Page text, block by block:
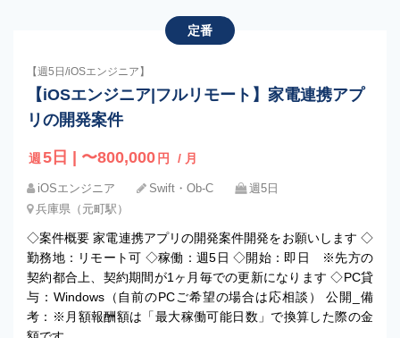
定番
【週5日/iOSエンジニア】
【iOSエンジニア|フルリモート】家電連携アプ
リの開発案件
週 5日 | 〜800,000 円 / 月
iOSエンジニア Swift・Ob-C
週5日
兵庫県（元町駅）
◇案件概要 家電連携アプリの開発案件開発をお願いします ◇
勤務地：リモート可 ◇稼働：週5日 ◇開始：即日 ※先方の
契約都合上、契約期間が1ヶ月毎での更新になります ◇PC貸
与：Windows（自前のPCご希望の場合は応相談） 公開_備
考：※月額報酬額は「最大稼働可能日数」で換算した際の金